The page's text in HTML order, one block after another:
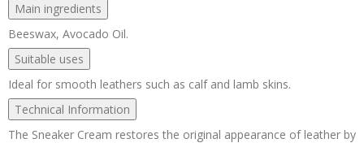
Main ingredients
Beeswax, Avocado Oil.
Suitable uses
Ideal for smooth leathers such as calf and lamb skins.
Technical Information
The Sneaker Cream restores the original appearance of leather by